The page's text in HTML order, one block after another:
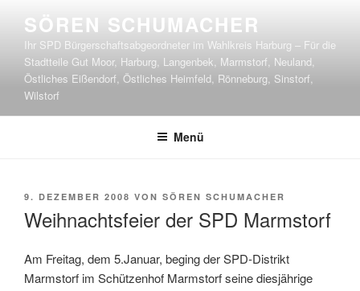
Inhalt
springen
SÖREN SCHUMACHER
Ihr SPD Bürgerschaftsabgeordneter im Wahlkreis Harburg – Für die
Stadtteile Gut Moor, Harburg, Langenbek, Marmstorf, Neuland,
Östliches Eißendorf, Östliches Heimfeld, Rönneburg, Sinstorf,
Wilstorf
Menü
VERÖFFENTLICHT
9. DEZEMBER 2008 VON SÖREN SCHUMACHER
Weihnachtsfeier der SPD Marmstorf
Am Freitag, dem 5.Januar, beging der SPD-Distrikt
Marmstorf im Schützenhof Marmstorf seine diesjährige